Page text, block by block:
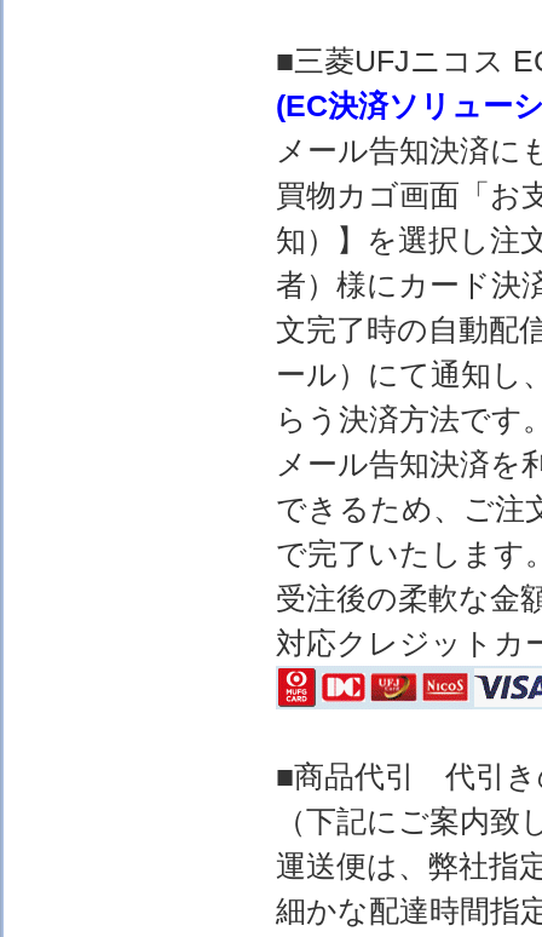
■三菱UFJニコス
(EC決済ソリュー
メール告知決済に
買物カゴ画面「お
知）】を選択し注
者）様にカード決
文完了時の自動配
ール）にて通知し
らう決済方法です
メール告知決済を
できるため、ご注
で完了いたします
受注後の柔軟な金
対応クレジットカ
■商品代引 代引き
（下記にご案内
運送便は、弊社指
細かな配達時間指